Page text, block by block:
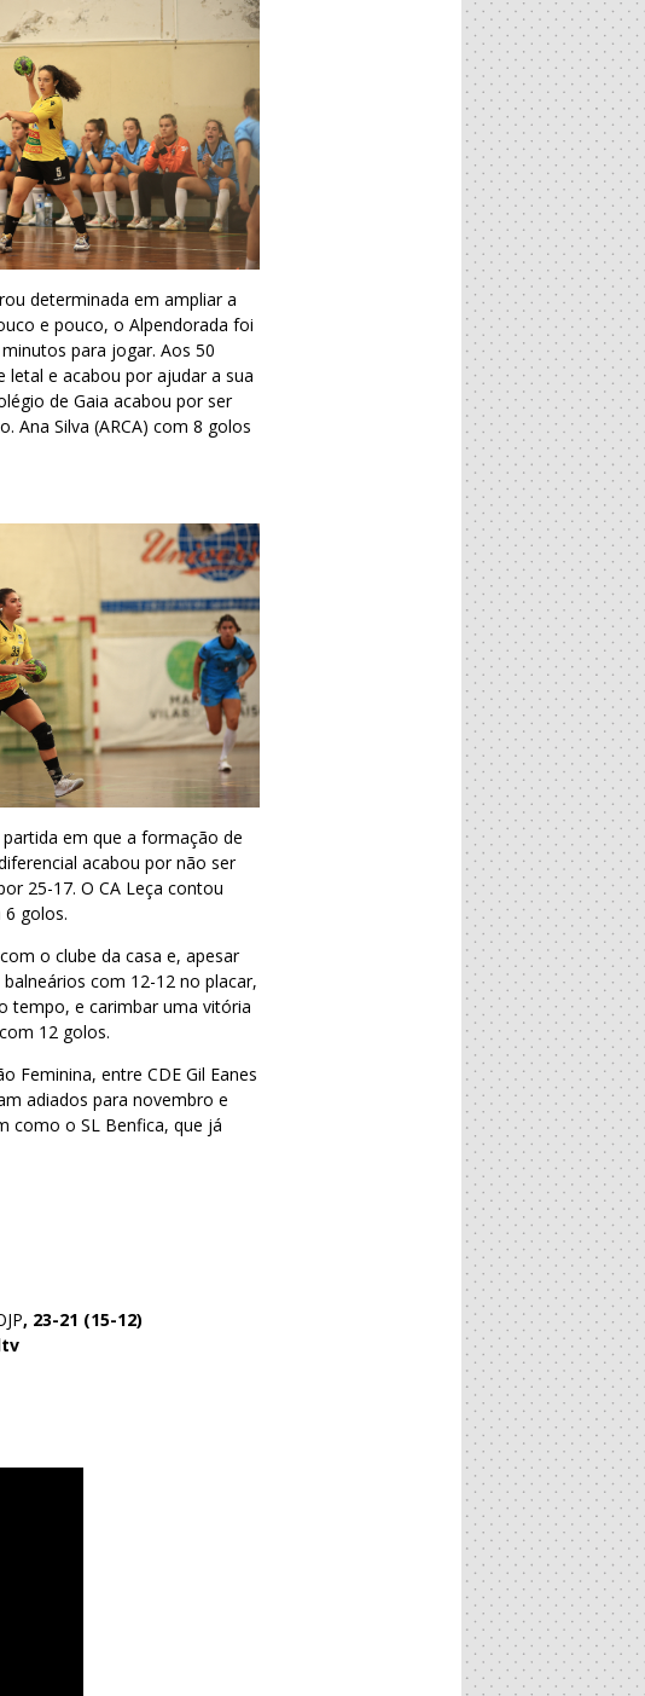
determinada em ampliar a
e pouco, o Alpendorada foi
para jogar. Aos 50
e acabou por ajudar a sua
de Gaia acabou por ser
Ana Silva (ARCA) com 8 golos
em que a formação de
acabou por não ser
25-17. O CA Leça contou
golos.
o clube da casa e, apesar
com 12-12 no placar,
tempo, e carimbar uma vitória
12 golos.
Feminina, entre CDE Gil Eanes
adiados para novembro e
como o SL Benfica, que já
, 23-21 (15-12)